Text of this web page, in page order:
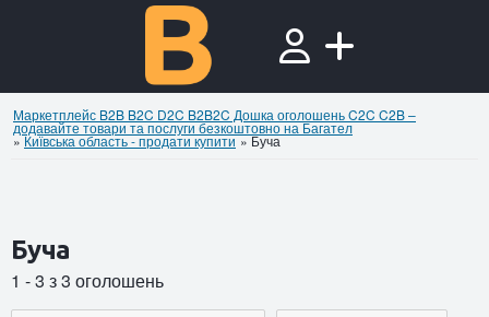
Маркетплейс B2B B2C D2C B2B2C Дошка оголошень C2C C2B –
додавайте товари та послуги безкоштовно на Багател
»Київська область - продати купити »Буча
Буча
1 - 3 з 3 оголошень